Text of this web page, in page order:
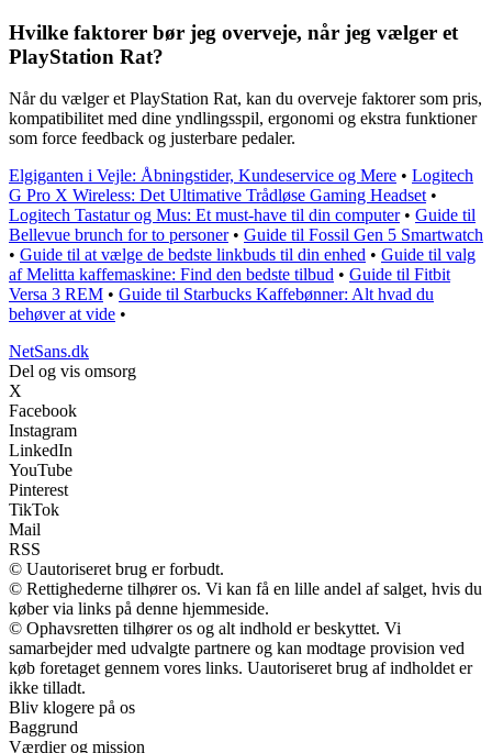
Hvilke faktorer bør jeg overveje, når jeg vælger et
PlayStation Rat?
Når du vælger et PlayStation Rat, kan du overveje faktorer som pris,
kompatibilitet med dine yndlingsspil, ergonomi og ekstra funktioner
som force feedback og justerbare pedaler.
Elgiganten i Vejle: Åbningstider, Kundeservice og Mere • Logitech
G Pro X Wireless: Det Ultimative Trådløse Gaming Headset •
Logitech Tastatur og Mus: Et must-have til din computer• Guide til
Bellevue brunch for to personer• Guide til Fossil Gen 5 Smartwatch
• Guide til at vælge de bedste linkbuds til din enhed • Guide til valg
af Melitta kaffemaskine: Find den bedste tilbud • Guide til Fitbit
Versa 3 REM • Guide til Starbucks Kaffebønner: Alt hvad du
behøver at vide •
NetSans.dk
Del og vis omsorg
X
Facebook
Instagram
LinkedIn
YouTube
Pinterest
TikTok
Mail
RSS
© Uautoriseret brug er forbudt.
© Rettighederne tilhører os. Vi kan få en lille andel af salget, hvis du
køber via links på denne hjemmeside.
© Ophavsretten tilhører os og alt indhold er beskyttet. Vi
samarbejder med udvalgte partnere og kan modtage provision ved
køb foretaget gennem vores links. Uautoriseret brug af indholdet er
ikke tilladt.
Bliv klogere på os
Baggrund
Værdier og mission